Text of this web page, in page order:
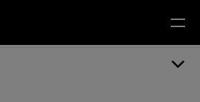
: Compliance